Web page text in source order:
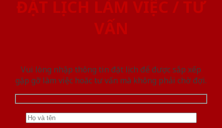
ĐẶT LỊCH LÀM VIỆC / TƯ
VẤN
Vui lòng nhập thông tin đặt lịch để được sắp xếp
gặp gỡ làm việc hoăc tư vấn mà không phải chờ đợi.